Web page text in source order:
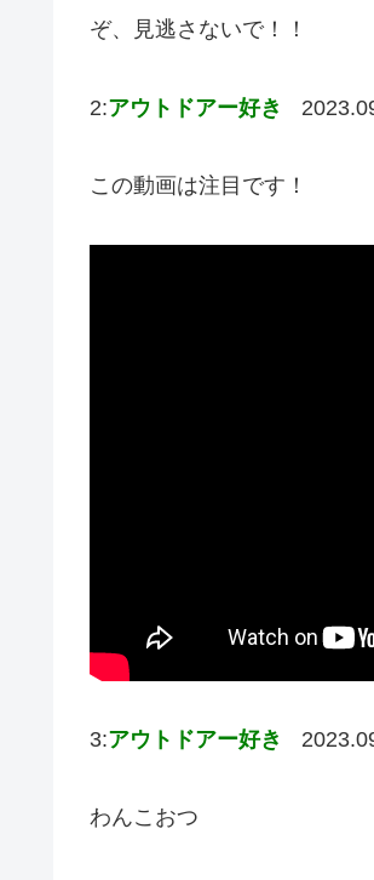
ぞ、見逃さないで！！
2:アウトドアー好き
この動画は注目です！
3:アウトドアー好き
わんこおつ